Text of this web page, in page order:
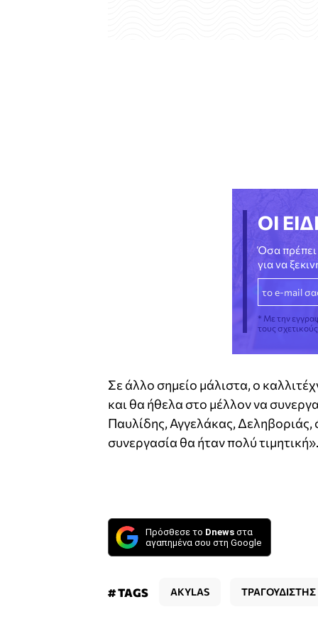
ΟΙ
Όσα πρέπει
για να
* Με την
τους
Σε άλλο σημείο μάλιστα, ο
και θα ήθελα στο μέλλον να
Παυλίδης, Αγγελάκας,
συνεργασία θα ήταν πολύ τιμητική».
Πρόσθεσε το Dnews στα
αγαπημένα σου στη Google
# TAGS AKYLAS ΤΡΑΓΟΥΔΙΣΤΗΣ